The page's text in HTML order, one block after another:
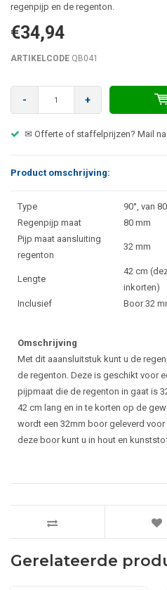
regenpijp en de regenton.
€34,94
ARTIKELCODE QB041
- +
✉ Offerte of staffelprijzen? Mail
Product omschrijving:
Type 90°, van
Regenpijp maat
80 mm
Pijp maat aansluiting
regenton
32 mm
Lengte
42 cm
inkorten)
Inclusief
Boor 32
Omschrijving
Met dit aaansluitstuk kunt u de
de regenton. Deze is geschikt voor
pijpmaat die de regenton in gaat is
42 cm lang en in te korten op de
wordt een 32mm boor geleverd
deze boor kunt u in hout en
Gerelateerde